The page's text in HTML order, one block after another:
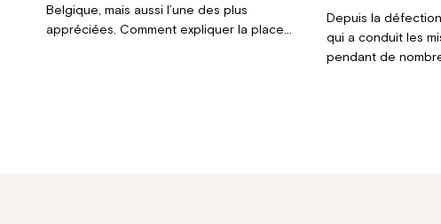
Belgique, mais aussi l’une des plus
appréciées. Comment expliquer la place
Depuis la
qui a conduit les
pendant de